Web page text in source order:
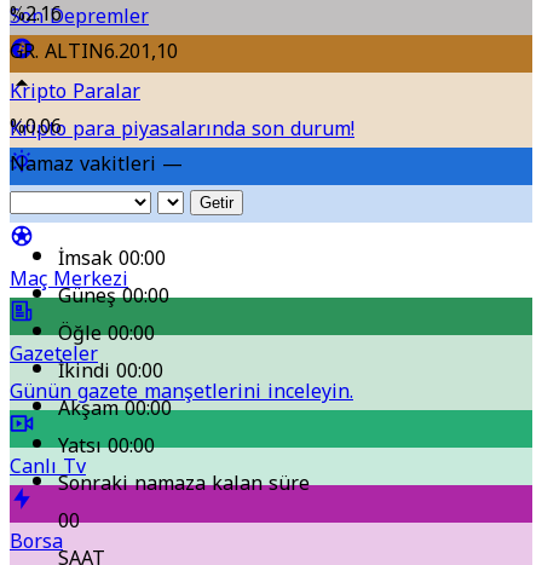
Son Depremler
Kripto Paralar
Kripto para piyasalarında son durum!
Hava Durumu
Maç Merkezi
Gazeteler
Günün gazete manşetlerini inceleyin.
Canlı Tv
Borsa
finanse edecek?
%2.16
GR. ALTIN6.201,10
%0.06
Namaz vakitleri —
Getir
İmsak00:00
Güneş00:00
Öğle00:00
İkindi00:00
Akşam00:00
Yatsı00:00
Sonraki namaza kalan süre
00